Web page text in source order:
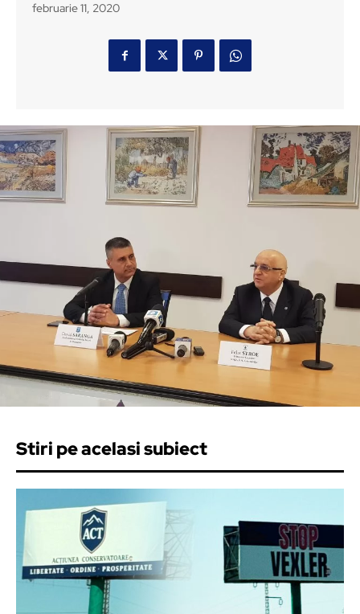
februarie 11, 2020
Stiri pe acelasi subiect